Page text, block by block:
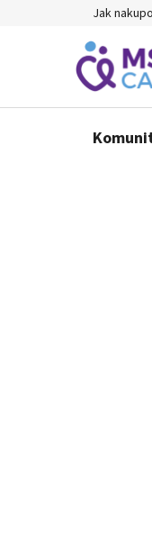
Jak